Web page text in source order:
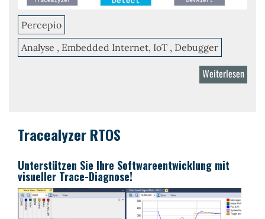
Percepio
Analyse , Embedded Internet, IoT , Debugger
Weiterlesen
Tracealyzer RTOS
Unterstützen Sie Ihre Softwareentwicklung mit
visueller Trace-Diagnose!